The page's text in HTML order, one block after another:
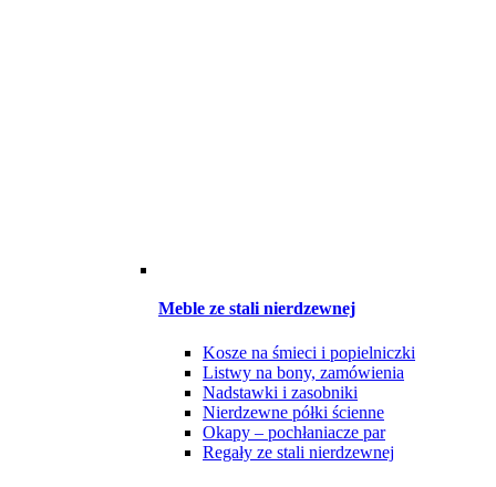
Meble ze stali nierdzewnej
Kosze na śmieci i popielniczki
Listwy na bony, zamówienia
Nadstawki i zasobniki
Nierdzewne półki ścienne
Okapy – pochłaniacze par
Regały ze stali nierdzewnej